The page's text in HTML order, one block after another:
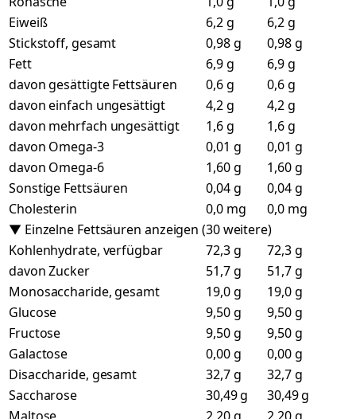
Eiweiß
6,2 g
6,2 g
Stickstoff, gesamt
0,98 g
0,98 g
Fett
6,9 g
6,9 g
davon gesättigte Fettsäuren
0,6 g
0,6 g
davon einfach ungesättigt
4,2 g
4,2 g
davon mehrfach ungesättigt
1,6 g
1,6 g
davon Omega-3
0,01 g
0,01 g
davon Omega-6
1,60 g
1,60 g
Sonstige Fettsäuren
0,04 g
0,04 g
Cholesterin
0,0 mg
0,0 mg
▼ Einzelne Fettsäuren anzeigen (30 weitere)
Kohlenhydrate, verfügbar
72,3 g
72,3 g
davon Zucker
51,7 g
51,7 g
Monosaccharide, gesamt
19,0 g
19,0 g
Glucose
9,50 g
9,50 g
Fructose
9,50 g
9,50 g
Galactose
0,00 g
0,00 g
Disaccharide, gesamt
32,7 g
32,7 g
Saccharose
30,49 g
30,49 g